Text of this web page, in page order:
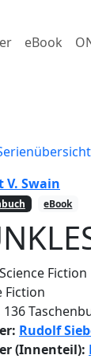
eBook
V. Swain
eBook
Fiction
Fiction
136
Rudolf
(Innenteil):